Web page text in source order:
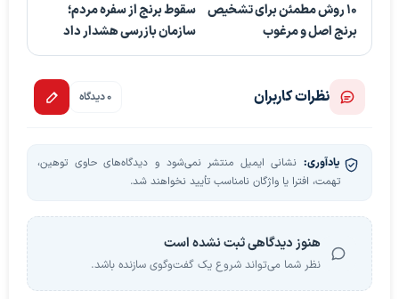
۱۰ روش مطمئن برای تشخیص
برنج اصل و مرغوب
سقوط برنج از سفره مردم؛
سازمان بازرسی هشدار داد
نظرات کاربران 0 دیدگاه
یادآوری: نشانی ایمیل منتشر نمی‌شود و دیدگاه‌های حاوی توهین،
تهمت، افترا یا واژگان نامناسب تأیید نخواهند شد.
هنوز دیدگاهی ثبت نشده است
نظر شما می‌تواند شروع یک گفت‌وگوی سازنده باشد.